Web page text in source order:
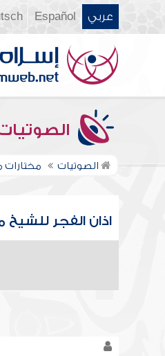
عربي Español
الصوتيات مختارات
اذان الفجر